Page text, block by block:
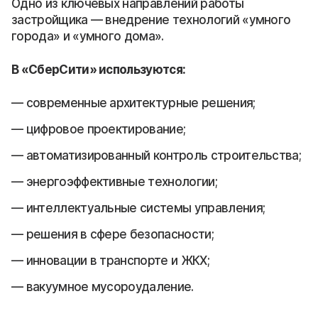
Одно из ключевых направлений работы
застройщика — внедрение технологий «умного
города» и «умного дома».
В «СберСити» используются:
современные архитектурные решения;
цифровое проектирование;
автоматизированный контроль строительства;
энергоэффективные технологии;
интеллектуальные системы управления;
решения в сфере безопасности;
инновации в транспорте и ЖКХ;
вакуумное мусороудаление.